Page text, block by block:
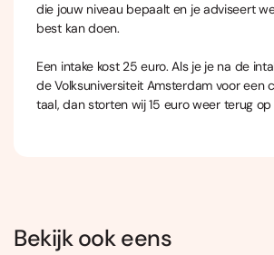
die jouw niveau bepaalt en je adviseert
best kan doen.
Een intake kost 25 euro. Als je je na de
de Volksuniversiteit Amsterdam voor een
taal, dan storten wij 15 euro weer terug op
Bekijk ook eens